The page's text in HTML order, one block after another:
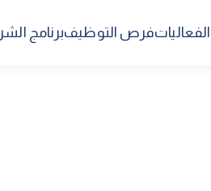
الفعالياتفرص التوظيفبرنامج